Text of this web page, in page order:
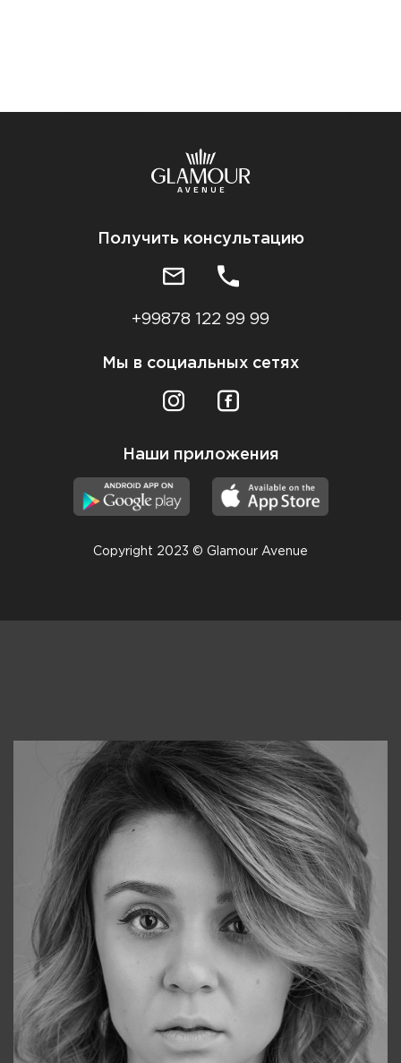
Получить консультацию
+99878 122 99 99
Мы в социальных сетях
Наши приложения
Copyright 2023 © Glamour Avenue